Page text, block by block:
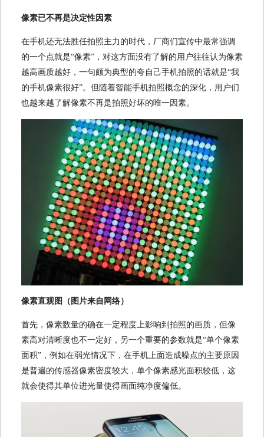
像素已不再是决定性因素
在手机还无法胜任拍照主力的时代，厂商们宣传中最常强调
的一个点就是“像素”，对这方面没有了解的用户往往认为像素
越高画质越好，一句颇为典型的夸自己手机拍照的话就是“我
的手机像素很好”。但随着智能手机拍照概念的深化，用户们
也越来越了解像素不再是拍照好坏的唯一因素。
像素直观图（图片来自网络）
首先，像素数量的确在一定程度上影响到拍照的画质，但像
素高对清晰度也不一定好，另一个重要的参数就是“单个像素
面积”，例如在弱光情况下，在手机上面造成噪点的主要原因
是普遍的传感器像素密度较大，单个像素感光面积较低，这
就会使得其单位进光量使得画面纯净度偏低。